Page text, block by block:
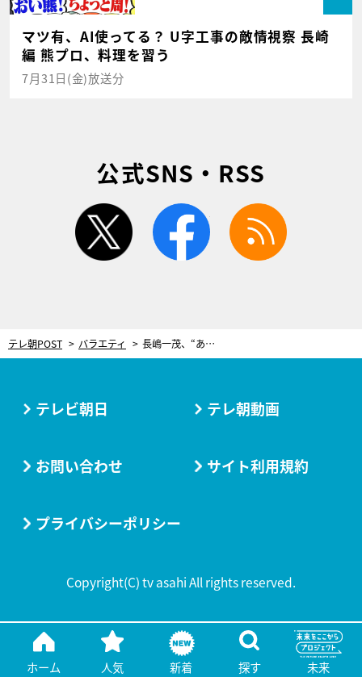
マツ有、AI使ってる？ U字工事の敵情視察 長崎
編 熊プロ、料理を習う
7月31日(金)放送分
公式SNS・RSS
twitter facebook
テレ朝POST バラエティ 長嶋一茂、“ある女性”に恋心を抱いていることを告白！恋のおかげで熟睡できるように
ホーム 人気 新着 探す 未来
テレビ朝日 テレ朝動画
お問い合わせ サイト利用規約
プライバシーポリシー
Copyright(C) tv asahi All rights reserved.